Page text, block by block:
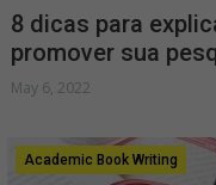
8 dicas para
promover sua
May 6, 2022
Academic Book Writing